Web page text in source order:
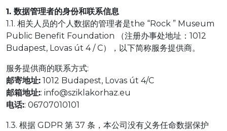
1. 数据管理者的身份和联系信息
1.1. 相关人员的个人数据的管理者是the “Rock ” Museum
Public Benefit Foundation （注册办事处地址：1012
Budapest, Lovas út 4 / C），以下简称服务提供商。
服务提供商的联系方式:
邮寄地址: 1012 Budapest, Lovas út 4/C
邮箱地址:: info@sziklakorhaz.eu
电话:: 06707010101
1.3. 根据 GDPR 第 37 条，本公司没有义务任命数据保护